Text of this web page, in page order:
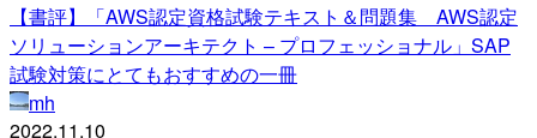
【書評】「AWS認定資格試験テキスト＆問題集 AWS認定
ソリューションアーキテクト – プロフェッショナル」SAP
試験対策にとてもおすすめの一冊
mh
2022.11.10